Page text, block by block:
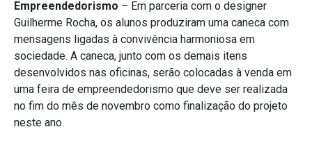
Empreendedorismo – Em parceria com o designer
Guilherme Rocha, os alunos produziram uma caneca com
mensagens ligadas à convivência harmoniosa em
sociedade. A caneca, junto com os demais itens
desenvolvidos nas oficinas, serão colocadas à venda em
uma feira de empreendedorismo que deve ser realizada
no fim do mês de novembro como finalização do projeto
neste ano.